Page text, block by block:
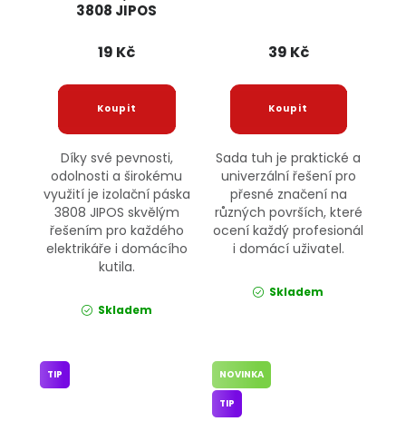
3808 JIPOS
19 Kč
Díky své pevnosti,
odolnosti a širokému
využití je izolační páska
3808 JIPOS skvělým
řešením pro každého
elektrikáře i domácího
kutila.
Skladem
39 Kč
Sada tuh je praktické a
univerzální řešení pro
přesné značení na
různých površích, které
ocení každý profesionál
i domácí uživatel.
Skladem
TIP NOVINKA
TIP